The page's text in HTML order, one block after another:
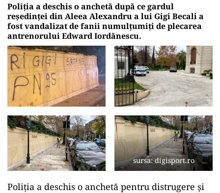
Poliţia a deschis o anchetă după ce gardul
reşedinţei din Aleea Alexandru a lui Gigi Becali a
fost vandalizat de fanii numulţumiţi de plecarea
antrenorului Edward Iordănescu.
sursa: digisport.ro
Poliţia a deschis o anchetă pentru distrugere şi